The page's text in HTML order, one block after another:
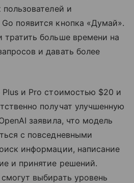
и
появится кнопка «Думай».
тратить больше времени на
и давать более
и Pro стоимостью $20 и
получат улучшенную
заявила, что модель
с повседневными
информации, написание
и принятие решений.
выбирать уровень